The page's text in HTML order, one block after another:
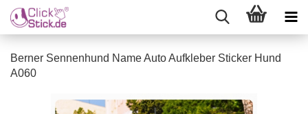
Berner Sennenhund Name Auto Aufkleber Sticker Hund
A060